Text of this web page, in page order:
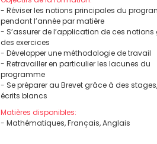
- Réviser les notions principales du
pendant l’année par matière
- S’assurer de l’application de ces
des exercices
- Développer une méthodologie de travail
- Retravailler en particulier les lacunes du
programme
- Se préparer au Brevet grâce à des
écrits blancs
Matières disponibles:
- Mathématiques, Français, Anglais